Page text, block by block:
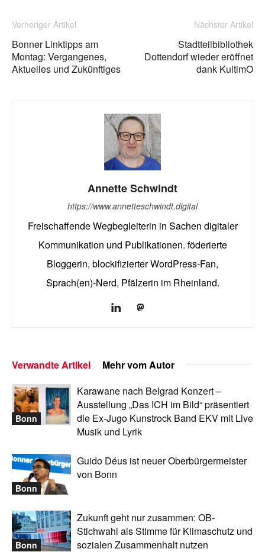
Vorheriger Artikel
Bonner Linktipps am
Montag: Vergangenes,
Aktuelles und Zukünftiges
Nächster Artikel
Stadtteilbibliothek
Dottendorf wieder eröffnet
dank KultimO
Annette Schwindt
https://www.annetteschwindt.digital
Freischaffende Wegbegleiterin in Sachen digitaler
Kommunikation und Publikationen. föderierte
Bloggerin, blockifizierter WordPress-Fan,
Sprach(en)-Nerd, Pfälzerin im Rheinland.
Verwandte Artikel Mehr vom Autor
Bonn
Karawane nach Belgrad Konzert –
Ausstellung „Das ICH im Bild“ präsentiert
die Ex-Jugo Kunstrock Band EKV mit Live
Musik und Lyrik
Bonn
Guido Déus ist neuer Oberbürgermeister
von Bonn
Bonn
Zukunft geht nur zusammen: OB-
Stichwahl als Stimme für Klimaschutz und
sozialen Zusammenhalt nutzen